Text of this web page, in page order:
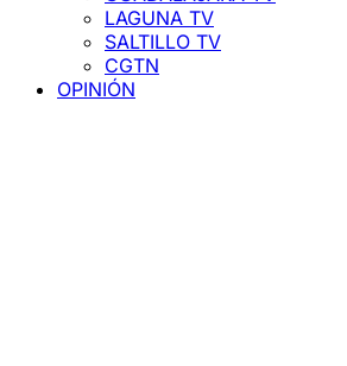
LAGUNA TV
SALTILLO TV
CGTN
OPINIÓN